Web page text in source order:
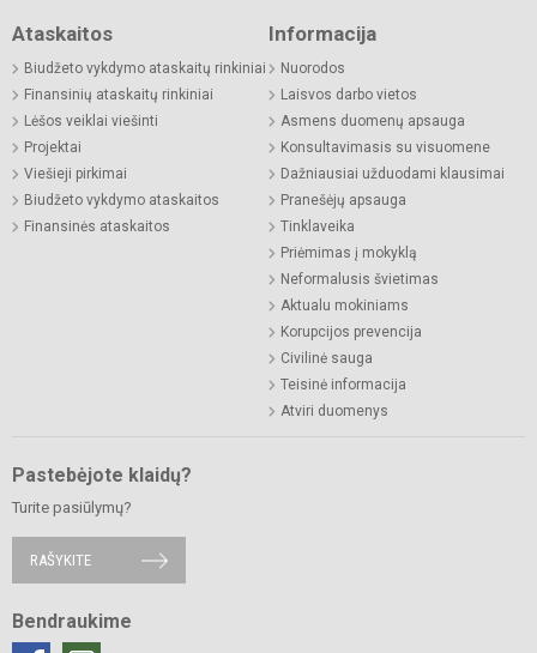
Ataskaitos
Biudžeto vykdymo ataskaitų rinkiniai
Finansinių ataskaitų rinkiniai
Lėšos veiklai viešinti
Projektai
Viešieji pirkimai
Biudžeto vykdymo ataskaitos
Finansinės ataskaitos
Informacija
Nuorodos
Laisvos darbo vietos
Asmens duomenų apsauga
Konsultavimasis su visuomene
Dažniausiai užduodami klausimai
Pranešėjų apsauga
Tinklaveika
Priėmimas į mokyklą
Neformalusis švietimas
Aktualu mokiniams
Korupcijos prevencija
Civilinė sauga
Teisinė informacija
Atviri duomenys
Pastebėjote klaidų?
Turite pasiūlymų?
RAŠYKITE
Bendraukime